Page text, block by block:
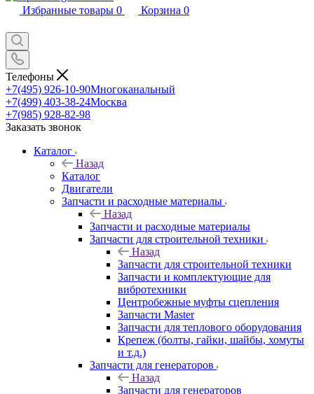
Избранные товары 0 Корзина 0
Телефоны
+7(495) 926-10-90Многоканальный
+7(499) 403-38-24Москва
+7(985) 928-82-98
Заказать звонок
Каталог
Назад
Каталог
Двигатели
Запчасти и расходные материалы
Назад
Запчасти и расходные материалы
Запчасти для строительной техники
Назад
Запчасти для строительной техники
Запчасти и комплектующие для
вибротехники
Центробежные муфты сцепления
Запчасти Master
Запчасти для теплового оборудования
Крепеж (болты, гайки, шайбы, хомуты
и т.д.)
Запчасти для генераторов
Назад
Запчасти для генераторов